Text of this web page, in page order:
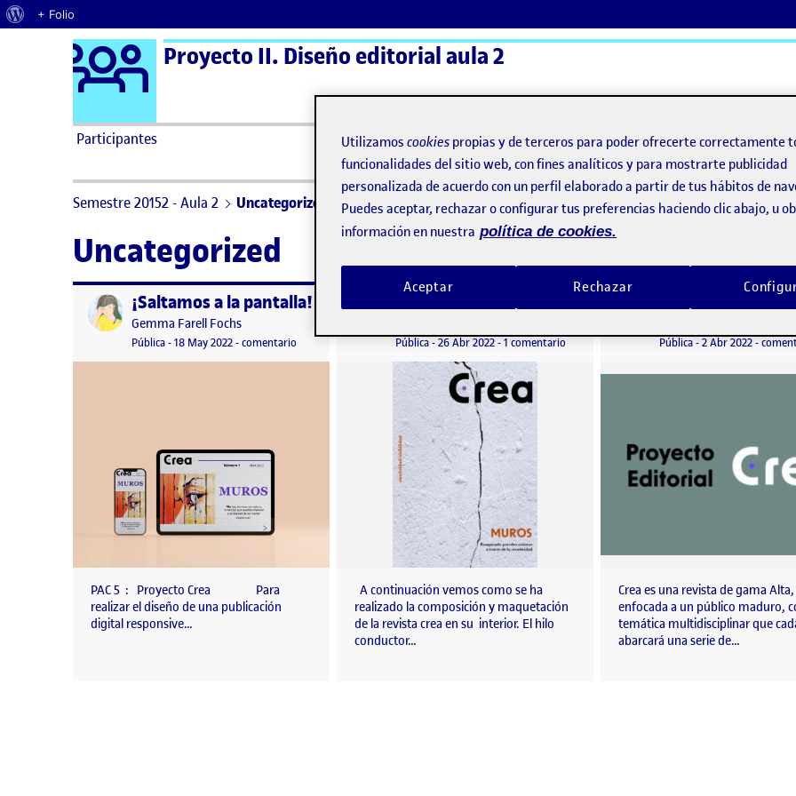
Acerca de WordPress
+ Folio
Saltar al contenido Logo Ágora
Proyecto II. Diseño editorial aula 2
Participantes ActiFolios
Semestre 20152 - Aula 2 Uncategorized
Uncategorized
Publicado por¡Saltamos a la pantalla!
Publicado por
Gemma Farell Fochs
Visibilidad:
Pública-Fecha de publicación
18 May 202218 mayo, 2022 9:12 pm
-comentario en ¡Saltamos a la pantalla!
PAC 5 : Proyecto Crea Para
realizar el diseño de una publicación
digital responsive…
4.¡Vamos al interior de la publicación!
Visibilidad:
Pública-Fecha de publicación
26 Abr 2022-1 comentarioen 4.¡Vamos al interior de la publicación!
A continuación vemos como se ha
realizado la composición y maquetación
de la revista crea en su interior. El hilo
conductor…
Portada Crea
Visibilidad:
Pública-Fecha de
2 Abr 20225 abril,
-
Crea es una revista de gama Alta,
enfocada a un público maduro,
temática multidisciplinar que
abarcará una serie de…
Utilizamos cookies propias y de terceros para poder ofrecerte correctamente
funcionalidades del sitio web, con fines analíticos y para mostrarte publicidad
personalizada de acuerdo con un perfil elaborado a partir de tus hábitos de
Puedes aceptar, rechazar o configurar tus preferencias haciendo clic abajo, u
información en nuestra política de cookies.
Rechazar
Aceptar